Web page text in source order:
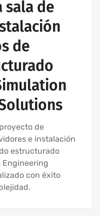
sala de
de
de
e instalación
estructurado
Engineering
con éxito